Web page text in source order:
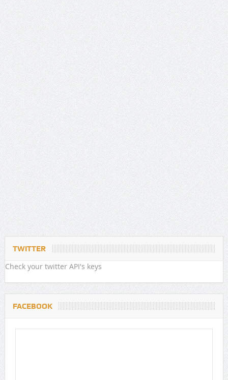
TWITTER
Check your twitter API's keys
FACEBOOK